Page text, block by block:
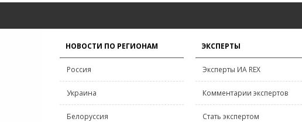
НОВОСТИ ПО РЕГИОНАМ
Россия
Украина
Белоруссия
ЭКСПЕРТЫ
Эксперты ИА REX
Комментарии экспертов
Стать экспертом